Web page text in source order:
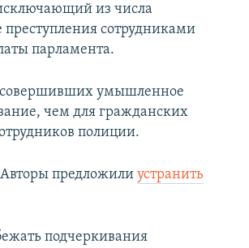
из числа
сотрудниками
парламента.
совершивших умышленное
чем для гражданских
полиции.
предложилиустранить
подчеркивания